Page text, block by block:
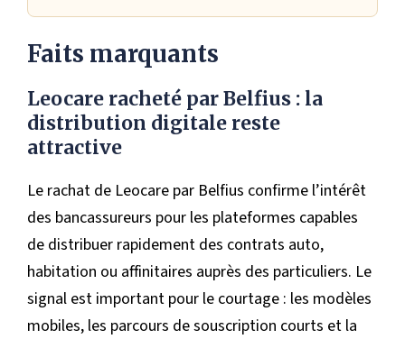
Faits marquants
Leocare racheté par Belfius : la
distribution digitale reste
attractive
Le rachat de Leocare par Belfius confirme l’intérêt
des bancassureurs pour les plateformes capables
de distribuer rapidement des contrats auto,
habitation ou affinitaires auprès des particuliers. Le
signal est important pour le courtage : les modèles
mobiles, les parcours de souscription courts et la